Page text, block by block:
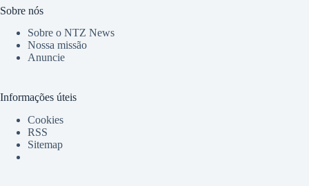
Sobre nós
Sobre o NTZ News
Nossa missão
Anuncie
Informações úteis
Cookies
RSS
Sitemap